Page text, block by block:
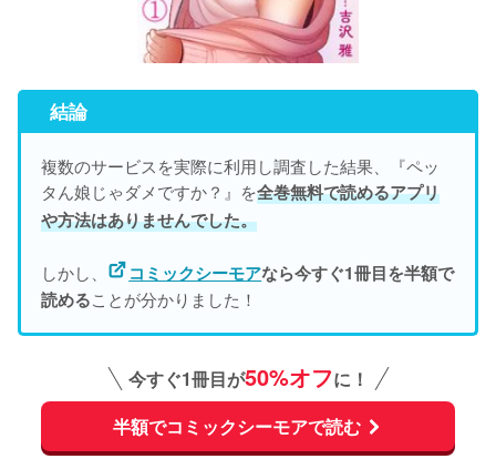
結論
複数のサービスを実際に利用し調査した結果、『ペッ
タん娘じゃダメですか？』を全巻無料で読めるアプリ
や方法はありませんでした。
しかし、 コミックシーモアなら今すぐ1冊目を半額で
読めることが分かりました！
今すぐ1冊目が50%オフに！
半額でコミックシーモアで読む